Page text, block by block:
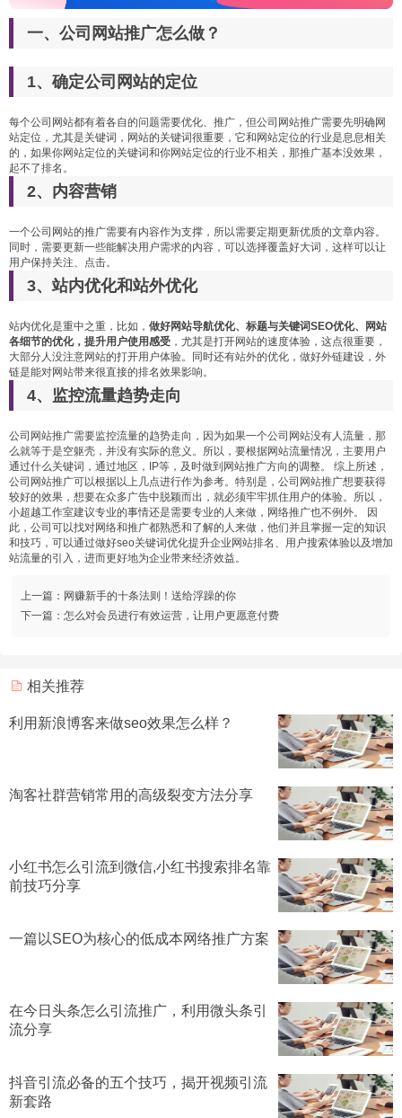
一、公司网站推广怎么做？
1、确定公司网站的定位
每个公司网站都有着各自的问题需要优化、推广，但公司网站推广需要先明确网
站定位，尤其是关键词，网站的关键词很重要，它和网站定位的行业是息息相关
的，如果你网站定位的关键词和你网站定位的行业不相关，那推广基本没效果，
起不了排名。
2、内容营销
一个公司网站的推广需要有内容作为支撑，所以需要定期更新优质的文章内容。
同时，需要更新一些能解决用户需求的内容，可以选择覆盖好大词，这样可以让
用户保持关注、点击。
3、站内优化和站外优化
站内优化是重中之重，比如， 做好网站导航优化、标题与关键词SEO优化、网站
各细节的优化，提升用户使用感受 ，尤其是打开网站的速度体验，这点很重要，
大部分人没注意网站的打开用户体验。同时还有站外的优化，做好外链建设，外
链是能对网站带来很直接的排名效果影响。
4、监控流量趋势走向
公司网站推广需要监控流量的趋势走向，因为如果一个公司网站没有人流量，那
么就等于是空躯壳，并没有实际的意义。所以，要根据网站流量情况，主要用户
通过什么关键词，通过地区，IP等，及时做到网站推广方向的调整。 综上所述，
公司网站推广可以根据以上几点进行作为参考。特别是，公司网站推广想要获得
较好的效果，想要在众多广告中脱颖而出，就必须牢牢抓住用户的体验。所以，
小超越工作室建议专业的事情还是需要专业的人来做，网络推广也不例外。 因
此，公司可以找对网络和推广都熟悉和了解的人来做，他们并且掌握一定的知识
和技巧，可以通过做好seo关键词优化提升企业网站排名、用户搜索体验以及增加
站流量的引入，进而更好地为企业带来经济效益。
上一篇： 网赚新手的十条法则！送给浮躁的你
下一篇： 怎么对会员进行有效运营，让用户更愿意付费
相关推荐
利用新浪博客来做seo效果怎么样？
淘客社群营销常用的高级裂变方法分享
小红书怎么引流到微信,小红书搜索排名靠
前技巧分享
一篇以SEO为核心的低成本网络推广方案
在今日头条怎么引流推广，利用微头条引
流分享
抖音引流必备的五个技巧，揭开视频引流
新套路